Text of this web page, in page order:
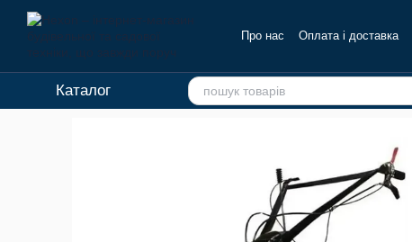
Перейти до основного контенту
Про нас Оплата і доставка
Каталог